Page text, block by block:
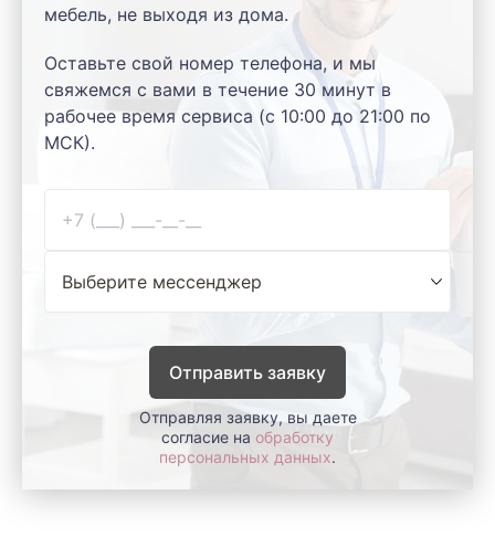
мебель, не выходя из дома.
Оставьте свой номер телефона, и мы
свяжемся с вами в течение 30 минут в
рабочее время сервиса (с 10:00 до 21:00 по
МСК).
Отправить заявку
Отправляя заявку, вы даете
согласие на обработку
персональных данных.